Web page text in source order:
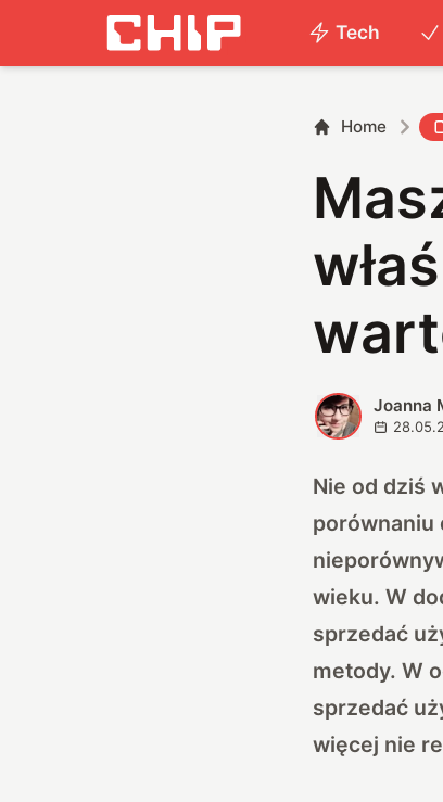
Tech
Home
J Joanna
Nie od dziś
porównaniu
wieku. W
sprzedać
metody. W
sprzedać
więcej nie